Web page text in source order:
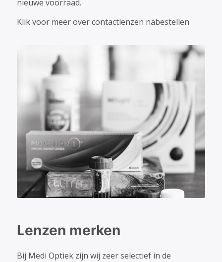
nieuwe voorraad.
Klik voor meer over contactlenzen nabestellen
Lenzen merken
Bij Medi Optiek zijn wij zeer selectief in de